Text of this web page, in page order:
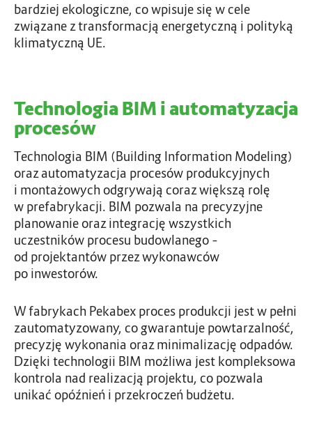
bardziej ekologiczne, co wpisuje się w cele
związane z transformacją energetyczną i polityką
klimatyczną UE.
Technologia BIM i automatyzacja
procesów
Technologia BIM (Building Information Modeling)
oraz automatyzacja procesów produkcyjnych
i montażowych odgrywają coraz większą rolę
w prefabrykacji. BIM pozwala na precyzyjne
planowanie oraz integrację wszystkich
uczestników procesu budowlanego –
od projektantów przez wykonawców
po inwestorów.
W fabrykach Pekabex proces produkcji jest w pełni
zautomatyzowany, co gwarantuje powtarzalność,
precyzję wykonania oraz minimalizację odpadów.
Dzięki technologii BIM możliwa jest kompleksowa
kontrola nad realizacją projektu, co pozwala
unikać opóźnień i przekroczeń budżetu.